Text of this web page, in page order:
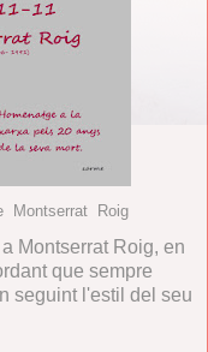
Montserrat Roig
Montserrat Roig, en
que sempre
seguint l'estil del seu